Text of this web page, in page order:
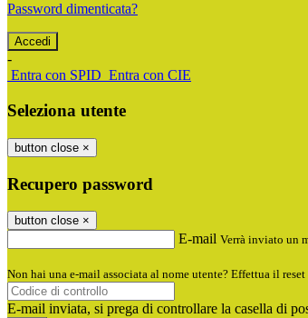
Password dimenticata?
-
Entra con SPID Entra con CIE
Seleziona utente
button close ×
Recupero password
button close ×
E-mail Verrà inviato un
Non hai una e-mail associata al nome utente? Effettua il
E-mail inviata, si prega di controllare la casella di